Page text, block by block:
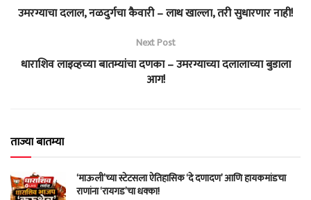
उमरग्याचा दलाल, नळदुर्गचा कैवारी – लाथ खाल्ला, तरी सुधारणार नाही!
Next Post
धाराशिव लाइव्हच्या बातम्यांचा दणका – उमरग्याच्या दलालाच्या बुडाला
आग!
ताज्या बातम्या
‘माऊली’च्या स्टेटसला ऐतिहासिक ‘दे दणादण’ आणि हायकमांडचा
राणांना ‘रायगड’चा धक्का!